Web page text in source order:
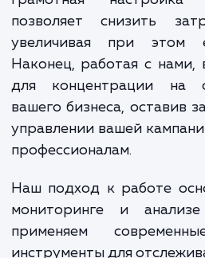
особенности спроса и
также конкурентное
нам грамотно
Яндекс Маркете,
эффективной и
отдачу.
множество
увеличение продаж и
ваших товаров среди